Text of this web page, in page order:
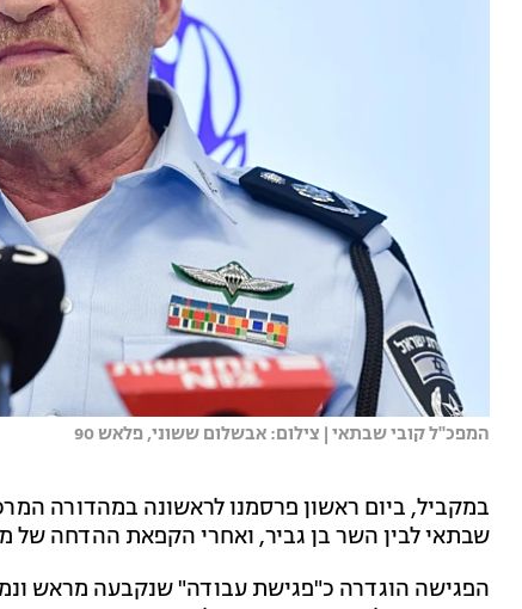
המפכ''ל קובי שבתאי | צילום: אבשלום ששוני, פלאש 90
שבתאי לבין השר בן גביר, ואחרי הקפאת ההדחה של
הפגישה הוגדרה כ"פגישת עבודה" שנקבעה מראש